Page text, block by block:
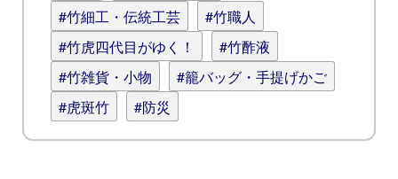
#竹細工・伝統工芸
#竹職人
#竹虎四代目がゆく！
#竹酢液
#竹雑貨・小物
#籠バッグ・手提げかご
#虎斑竹
#防災